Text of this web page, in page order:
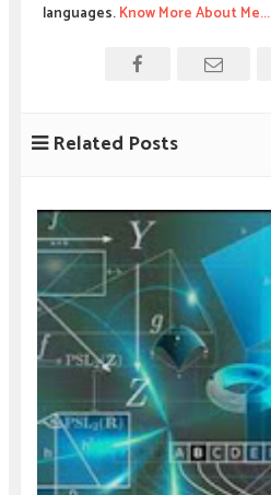
languages.Know More About Me...
Related Posts